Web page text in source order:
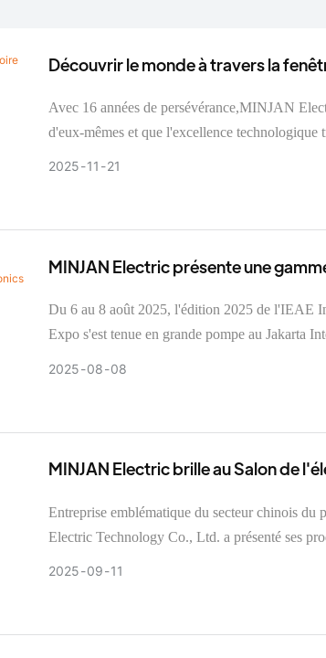
Découvrir le monde à travers la
Avec 16 années de persévérance,MINJAN Electric a prouvé que les bons produits parlent
d'eux-mêmes et que l'excellence technologique
2025 11 21
MINJAN Electric présente une
remarquables.
Du 6 au 8 août 2025, l'édition 2025 de l'IEAE
Expo s'est tenue en grande pompe au Jakarta
2025 08 08
MINJAN Electric brille au Salon de
Entreprise emblématique du secteur chinois
Electric Technology Co., Ltd. a présenté ses
commercialisés avec succès sur les marchés
2025 09 11